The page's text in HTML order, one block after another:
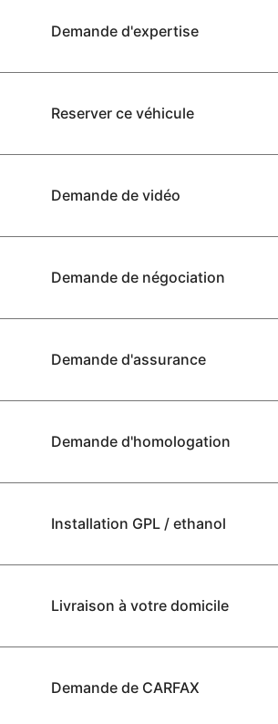
Demande d'expertise
Reserver ce véhicule
Demande de vidéo
Demande de négociation
Demande d'assurance
Demande d'homologation
Installation GPL / ethanol
Livraison à votre domicile
Demande de CARFAX